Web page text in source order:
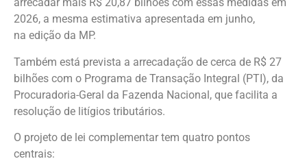
arrecadar mais R$ 20,87 bilhões com essas medidas em
2026, a mesma estimativa apresentada em junho,
na edição da MP.
Também está prevista a arrecadação de cerca de R$ 27
bilhões com o Programa de Transação Integral (PTI), da
Procuradoria-Geral da Fazenda Nacional, que facilita a
resolução de litígios tributários.
O projeto de lei complementar tem quatro pontos
centrais: